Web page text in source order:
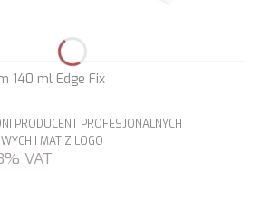
140 ml Edge Fix
PRODUCENT PROFESJONALNYCH
I MAT Z LOGO
VAT